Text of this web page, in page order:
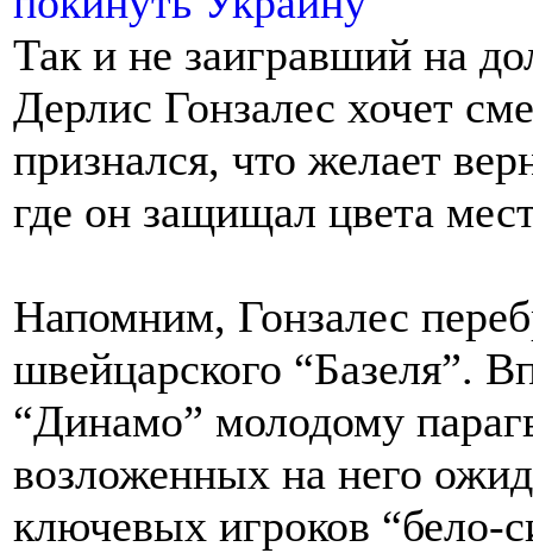
Так и не заигравший на
Дерлис Гонзалес хочет
признался, что желает
где он защищал цвета
Напомним, Гонзалес
швейцарского “Базеля”.
“Динамо” молодому
возложенных на него
ключевых игроков “бело-